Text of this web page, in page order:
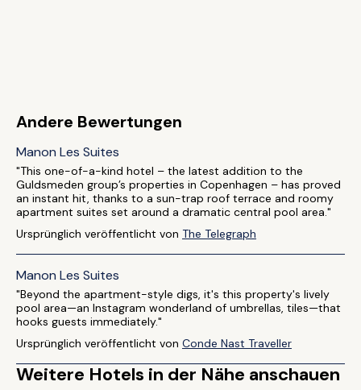
Andere Bewertungen
Manon Les Suites
"This one-of-a-kind hotel – the latest addition to the
Guldsmeden group’s properties in Copenhagen – has proved
an instant hit, thanks to a sun-trap roof terrace and roomy
apartment suites set around a dramatic central pool area."
Ursprünglich veröffentlicht von The Telegraph
Manon Les Suites
"Beyond the apartment-style digs, it's this property's lively
pool area—an Instagram wonderland of umbrellas, tiles—that
hooks guests immediately."
Ursprünglich veröffentlicht von Conde Nast Traveller
Weitere Hotels in der Nähe anschauen